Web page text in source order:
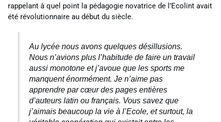
rappelant à quel point la pédagogie novatrice de l’Ecolint avait
été révolutionnaire au début du siècle.
Au lycée nous avons quelques désillusions.
Nous n’avions plus l’habitude de faire un travail
aussi monotone et j’avoue que les sports me
manquent énormément. Je n’aime pas
apprendre par cœur des pages entières
d’auteurs latin ou français. Vous savez que
j’aimais beaucoup la vie à l’Ecole, et surtout, la